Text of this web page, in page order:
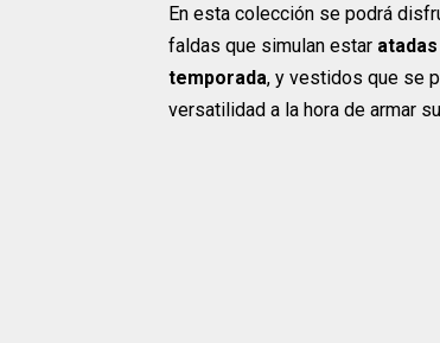
En esta colección se podrá
faldas que simulan estar
temporada, y vestidos que se
versatilidad a la hora de armar